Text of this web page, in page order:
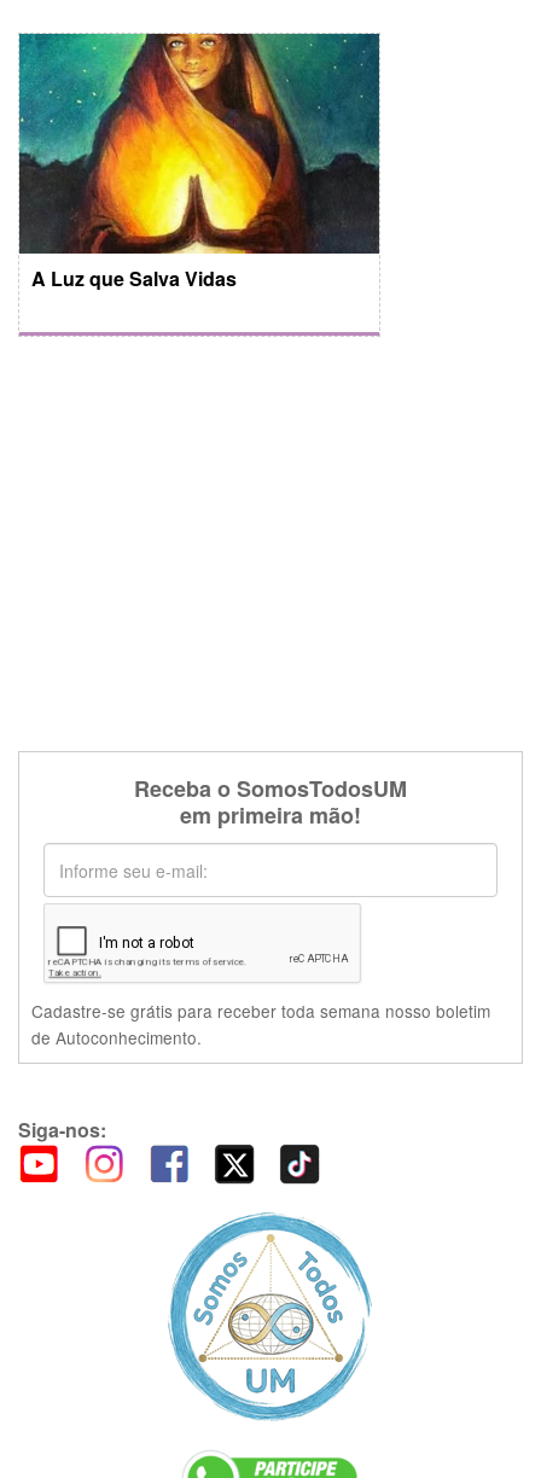
A Luz que Salva Vidas
Receba o SomosTodosUM
em primeira mão!
Cadastre-se grátis para receber toda semana nosso boletim
de Autoconhecimento.
Siga-nos: